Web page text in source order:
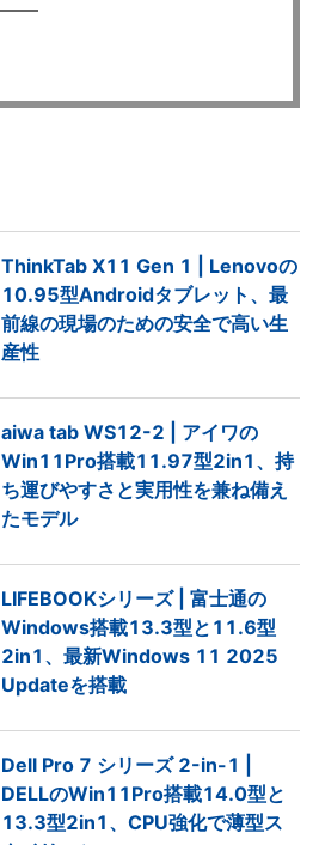
ThinkTab X11 Gen 1 | Lenovoの
10.95型Androidタブレット、最
前線の現場のための安全で高い生
産性
aiwa tab WS12-2 | アイワの
Win11Pro搭載11.97型2in1、持
ち運びやすさと実用性を兼ね備え
たモデル
LIFEBOOKシリーズ | 富士通の
Windows搭載13.3型と11.6型
2in1、最新Windows 11 2025
Updateを搭載
Dell Pro 7 シリーズ 2-in-1 |
DELLのWin11Pro搭載14.0型と
13.3型2in1、CPU強化で薄型ス